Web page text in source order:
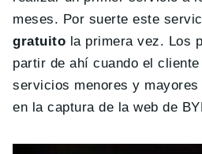
meses. Por suerte este
gratuito la primera vez. Los
partir de ahí cuando el
servicios menores y
en la captura de la web de